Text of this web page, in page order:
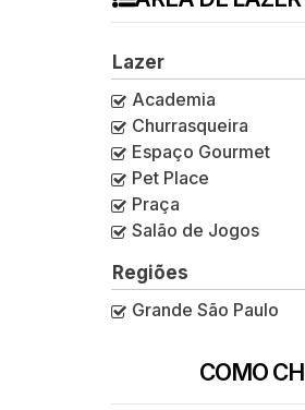
Lazer
Academia
Churrasqueira
Espaço Gourmet
Pet Place
Praça
Salão de Jogos
Regiões
Grande São Paulo
COMO